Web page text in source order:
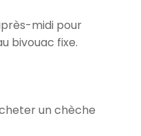
midi pour
bivouac fixe.
un chèche